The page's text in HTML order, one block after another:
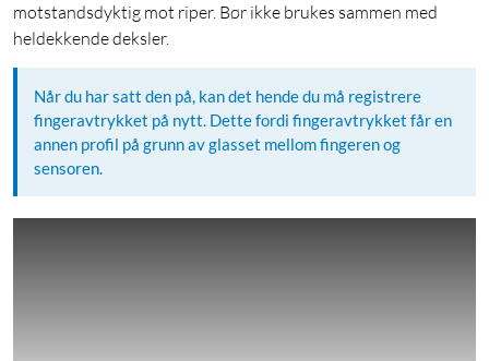
motstandsdyktig mot riper. Bør ikke brukes sammen med
heldekkende deksler.
Når du har satt den på, kan det hende du må registrere
fingeravtrykket på nytt. Dette fordi fingeravtrykket får en
annen profil på grunn av glasset mellom fingeren og
sensoren.